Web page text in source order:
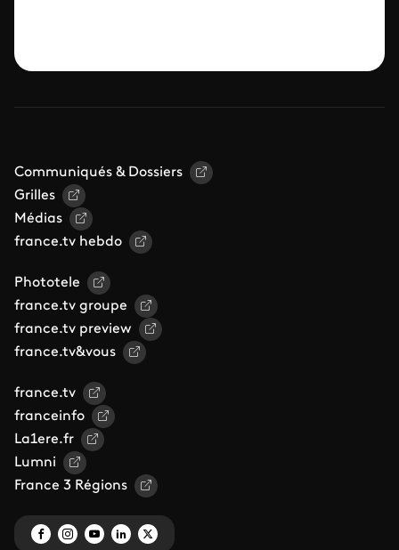
Communiqués & Dossiers
Grilles
Médias
france.tv hebdo
Phototele
france.tv groupe
france.tv preview
france.tv&vous
france.tv
franceinfo
La1ere.fr
Lumni
France 3 Régions